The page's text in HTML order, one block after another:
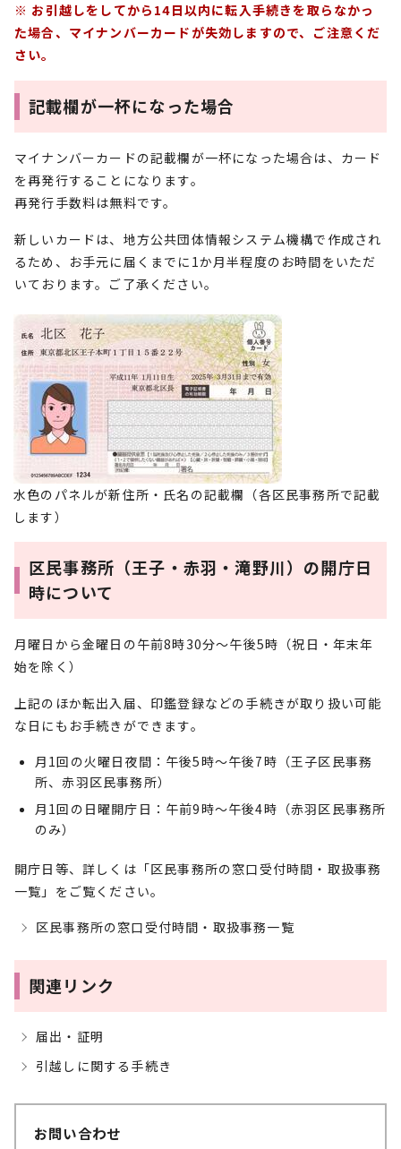
※ お引越しをしてから14日以内に転入手続きを取らなかっ
た場合、マイナンバーカードが失効しますので、ご注意くだ
さい。
記載欄が一杯になった場合
マイナンバーカードの記載欄が一杯になった場合は、カード
を再発行することになります。
再発行手数料は無料です。
新しいカードは、地方公共団体情報システム機構で作成され
るため、お手元に届くまでに1か月半程度のお時間をいただ
いております。ご了承ください。
水色のパネルが新住所・氏名の記載欄（各区民事務所で記載
します）
区民事務所（王子・赤羽・滝野川）の開庁日
時について
月曜日から金曜日の午前8時30分～午後5時（祝日・年末年
始を除く）
上記のほか転出入届、印鑑登録などの手続きが取り扱い可能
な日にもお手続きができます。
月1回の火曜日夜間：午後5時～午後7時（王子区民事務
所、赤羽区民事務所）
月1回の日曜開庁日：午前9時～午後4時（赤羽区民事務所
のみ）
開庁日等、詳しくは「区民事務所の窓口受付時間・取扱事務
一覧」をご覧ください。
区民事務所の窓口受付時間・取扱事務一覧
関連リンク
届出・証明
引越しに関する手続き
お問い合わせ